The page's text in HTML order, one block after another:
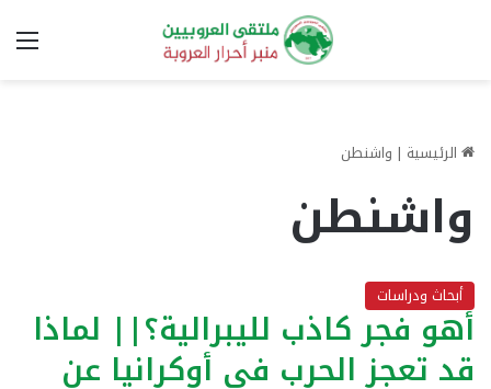
الرئيسية | واشنطن
واشنطن
أبحاث ودراسات
أهو فجر كاذب لليبرالية؟|| لماذا
قد تعجز الحرب في أوكرانيا عن